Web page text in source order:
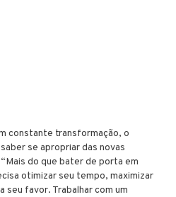
constante transformação, o
se apropriar das novas
do que bater de porta em
otimizar seu tempo, maximizar
seu favor. Trabalhar com um